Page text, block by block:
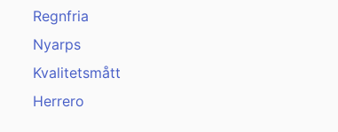
Regnfria
Nyarps
Kvalitetsmått
Herrero